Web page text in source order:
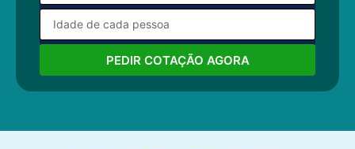
PEDIR COTAÇÃO AGORA